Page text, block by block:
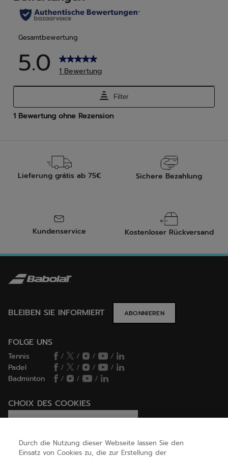
Lieferung grátis ab 75€ Sichere Bezahlung
Kundenservice Kostenloser Rückversand
BLEIBEN SIE INFORMIERT ABONNIEREN
FOLGE UNS
Tennis / / /
/
Padel
/ / /
/
Badminton
/ / /
CHOIX DES COOKIES
Durch die Nutzung dieser Webseite lassen Sie den
Einsatz von Cookies zu, die zur Erstellung der